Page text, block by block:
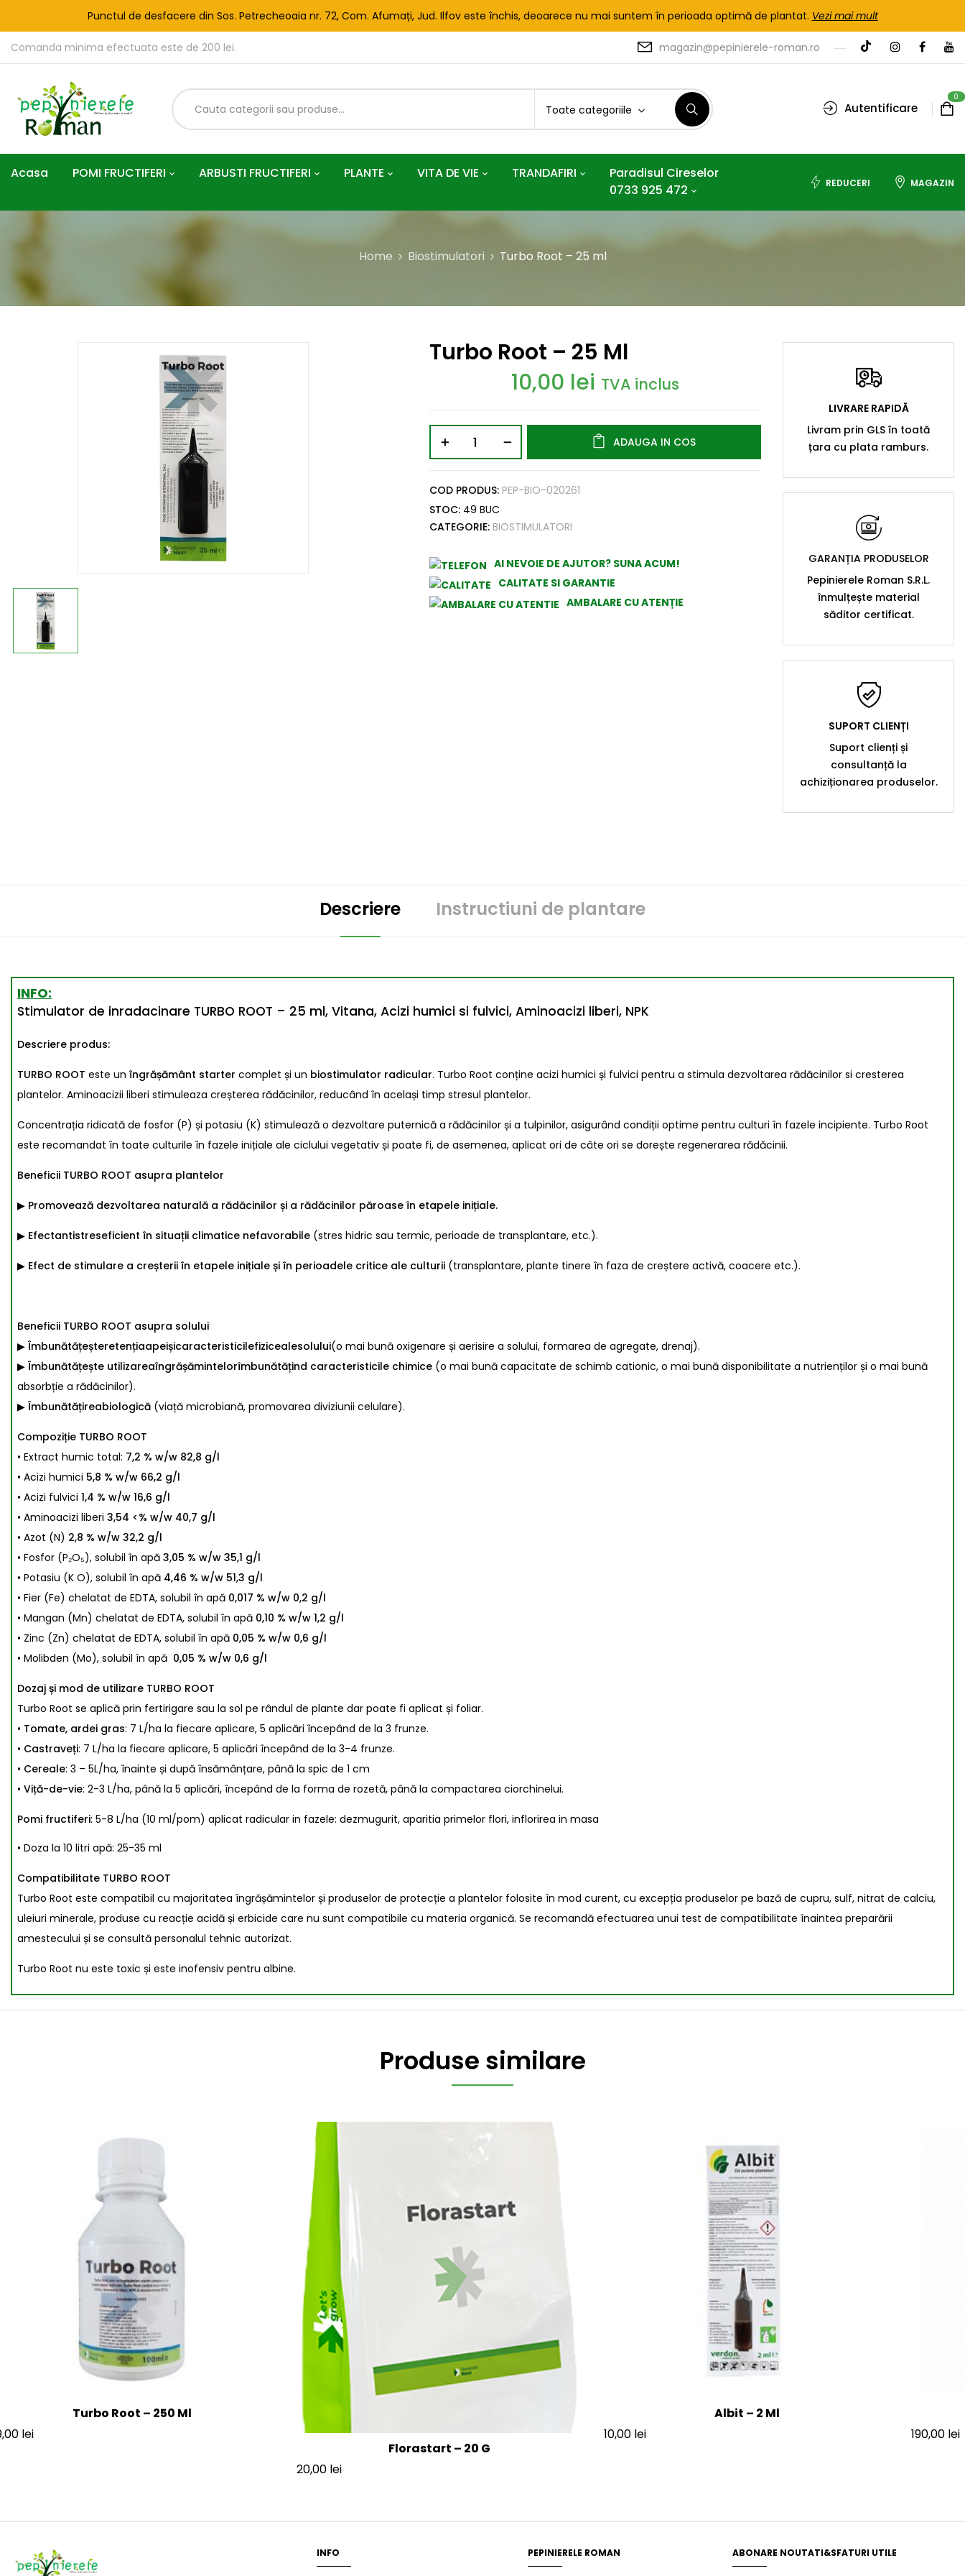
Punctul de desfacere din Sos. Petrecheoaia nr. 72, Com. Afumați, Jud. Ilfov este închis, deoarece nu mai suntem în perioada optimă de plantat. Vezi mai mult
Comanda minima efectuata este de 200 lei. magazin@pepinierele-roman.ro
Toate categoriile Autentificare
0
Acasa POMI FRUCTIFERI ARBUSTI FRUCTIFERI PLANTE VITA DE VIE TRANDAFIRI
Paradisul Cireselor
0733 925 472
REDUCERI MAGAZIN
Home Biostimulatori Turbo Root – 25 ml
Turbo Root – 25 Ml
10,00 lei TVA inclus
ADAUGA IN COS
COD PRODUS: PEP-BIO-020261
STOC: 49 BUC
CATEGORIE: BIOSTIMULATORI
AI NEVOIE DE AJUTOR? SUNA ACUM!
CALITATE SI GARANTIE
AMBALARE CU ATENȚIE
LIVRARE RAPIDĂ
Livram prin GLS în toată
țara cu plata ramburs.
GARANȚIA PRODUSELOR
Pepinierele Roman S.R.L.
înmulțește material
săditor certificat.
SUPORT CLIENȚI
Suport clienți și
consultanță la
achiziționarea produselor.
Descriere Instructiuni de plantare
INFO:
Stimulator de inradacinare TURBO ROOT – 25 ml, Vitana, Acizi humici si fulvici, Aminoacizi liberi, NPK
Descriere produs:
TURBO ROOT este un îngrășământ starter complet și un biostimulator radicular. Turbo Root conține acizi humici și fulvici pentru a stimula dezvoltarea rădăcinilor si cresterea
plantelor. Aminoacizii liberi stimuleaza creșterea rădăcinilor, reducând în același timp stresul plantelor.
Concentrația ridicată de fosfor (P) și potasiu (K) stimulează o dezvoltare puternică a rădăcinilor și a tulpinilor, asigurând condiții optime pentru culturi în fazele incipiente. Turbo Root
este recomandat în toate culturile în fazele inițiale ale ciclului vegetativ și poate fi, de asemenea, aplicat ori de câte ori se dorește regenerarea rădăcinii.
Beneficii TURBO ROOT asupra plantelor
▶ Promovează dezvoltarea naturală a rădăcinilor și a rădăcinilor păroase în etapele inițiale.
▶ Efectantistreseficient în situații climatice nefavorabile (stres hidric sau termic, perioade de transplantare, etc.).
▶ Efect de stimulare a creșterii în etapele inițiale și în perioadele critice ale culturii (transplantare, plante tinere în faza de creștere activă, coacere etc.).
Beneficii TURBO ROOT asupra solului
▶ Îmbunătățeșteretențiaapeișicaracteristicilefizicealesolului(o mai bună oxigenare și aerisire a solului, formarea de agregate, drenaj).
▶ Îmbunătățește utilizareaîngrășămintelorîmbunătățind caracteristicile chimice (o mai bună capacitate de schimb cationic, o mai bună disponibilitate a nutrienților și o mai bună
absorbție a rădăcinilor).
▶ Îmbunătățireabiologică (viață microbiană, promovarea diviziunii celulare).
Compoziție TURBO ROOT
• Extract humic total: 7,2 % w/w 82,8 g/l
• Acizi humici 5,8 % w/w 66,2 g/l
• Acizi fulvici 1,4 % w/w 16,6 g/l
• Aminoacizi liberi 3,54 <% w/w 40,7 g/l
• Azot (N) 2,8 % w/w 32,2 g/l
• Fosfor (P₂O₅), solubil în apă 3,05 % w/w 35,1 g/l
• Potasiu (K O), solubil în apă 4,46 % w/w 51,3 g/l
• Fier (Fe) chelatat de EDTA, solubil în apă 0,017 % w/w 0,2 g/l
• Mangan (Mn) chelatat de EDTA, solubil în apă 0,10 % w/w 1,2 g/l
• Zinc (Zn) chelatat de EDTA, solubil în apă 0,05 % w/w 0,6 g/l
• Molibden (Mo), solubil în apă 0,05 % w/w 0,6 g/l
Dozaj și mod de utilizare TURBO ROOT
Turbo Root se aplică prin fertirigare sau la sol pe rândul de plante dar poate fi aplicat și foliar.
• Tomate, ardei gras: 7 L/ha la fiecare aplicare, 5 aplicări începând de la 3 frunze.
• Castraveți: 7 L/ha la fiecare aplicare, 5 aplicări începând de la 3-4 frunze.
• Cereale: 3 – 5L/ha, înainte și după însămânțare, până la spic de 1 cm
• Viță-de-vie: 2-3 L/ha, până la 5 aplicări, începând de la forma de rozetă, până la compactarea ciorchinelui.
Pomi fructiferi: 5-8 L/ha (10 ml/pom) aplicat radicular in fazele: dezmugurit, aparitia primelor flori, inflorirea in masa
• Doza la 10 litri apă: 25-35 ml
Compatibilitate TURBO ROOT
Turbo Root este compatibil cu majoritatea îngrășămintelor și produselor de protecție a plantelor folosite în mod curent, cu excepția produselor pe bază de cupru, sulf, nitrat de calciu,
uleiuri minerale, produse cu reacție acidă și erbicide care nu sunt compatibile cu materia organică. Se recomandă efectuarea unui test de compatibilitate înaintea preparării
amestecului și se consultă personalul tehnic autorizat.
Turbo Root nu este toxic și este inofensiv pentru albine.
Produse similare
Turbo Root – 250 Ml
lei
Florastart – 20 G
20,00 lei
Albit – 2 Ml
10,00 lei 190,00 lei
INFO PEPINIERELE ROMAN ABONARE NOUTATI&SFATURI UTILE